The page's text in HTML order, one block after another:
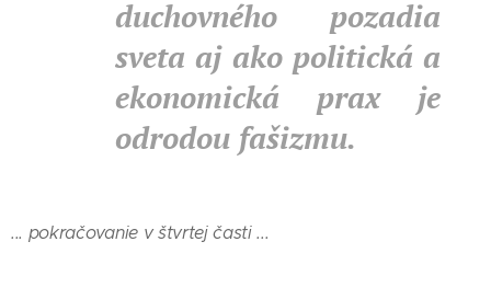
duchovného pozadia
sveta aj ako politická a
ekonomická prax je
odrodou fašizmu.
... pokračovanie v štvrtej časti ...